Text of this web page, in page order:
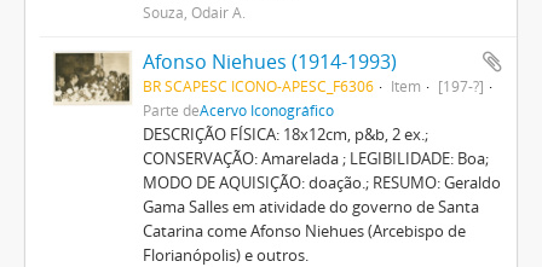
Souza, Odair A.
Afonso Niehues (1914-1993)
BR SCAPESC ICONO-APESC_F6306 Item
[197-?]
Parte deAcervo Iconográfico
DESCRIÇÃO FÍSICA: 18x12cm, p&b, 2 ex.;
CONSERVAÇÃO: Amarelada ; LEGIBILIDADE: Boa;
MODO DE AQUISIÇÃO: doação.; RESUMO: Geraldo
Gama Salles em atividade do governo de Santa
Catarina come Afonso Niehues (Arcebispo de
Florianópolis) e outros.